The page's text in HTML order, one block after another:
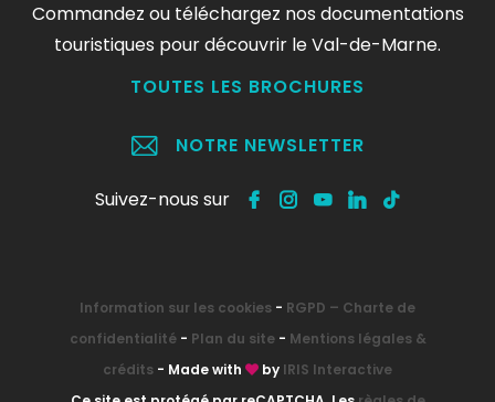
Commandez ou téléchargez nos documentations
touristiques pour découvrir le Val-de-Marne.
TOUTES LES BROCHURES
NOTRE NEWSLETTER
Suivez-nous sur
Information sur les cookies - RGPD – Charte de
confidentialité- Plan du site- Mentions légales &
crédits - Made with by IRIS Interactive